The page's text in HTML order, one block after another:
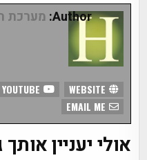
Author: מערכת
אולי יעניין